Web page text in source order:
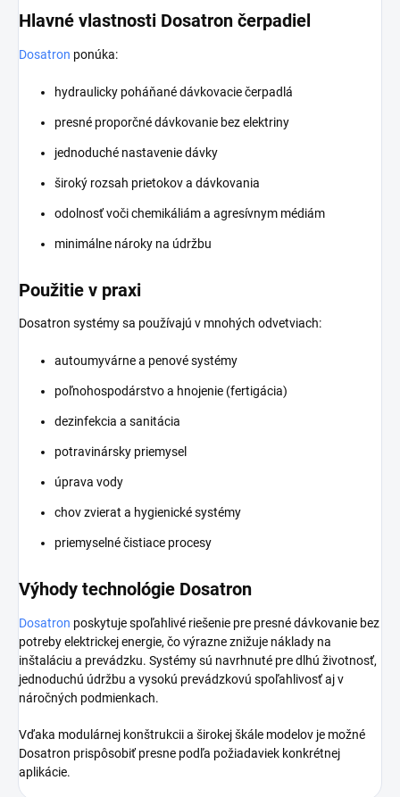
Hlavné vlastnosti Dosatron čerpadiel
Dosatron ponúka:
hydraulicky poháňané dávkovacie čerpadlá
presné proporčné dávkovanie bez elektriny
jednoduché nastavenie dávky
široký rozsah prietokov a dávkovania
odolnosť voči chemikáliám a agresívnym médiám
minimálne nároky na údržbu
Použitie v praxi
Dosatron systémy sa používajú v mnohých odvetviach:
autoumyvárne a penové systémy
poľnohospodárstvo a hnojenie (fertigácia)
dezinfekcia a sanitácia
potravinársky priemysel
úprava vody
chov zvierat a hygienické systémy
priemyselné čistiace procesy
Výhody technológie Dosatron
Dosatron poskytuje spoľahlivé riešenie pre presné dávkovanie bez
potreby elektrickej energie, čo výrazne znižuje náklady na
inštaláciu a prevádzku. Systémy sú navrhnuté pre dlhú životnosť,
jednoduchú údržbu a vysokú prevádzkovú spoľahlivosť aj v
náročných podmienkach.
Vďaka modulárnej konštrukcii a širokej škále modelov je možné
Dosatron prispôsobiť presne podľa požiadaviek konkrétnej
aplikácie.